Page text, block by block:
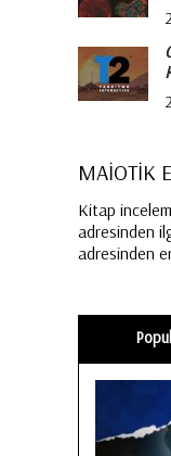
MAİOTİK
Kitap
adresinden
adresinden